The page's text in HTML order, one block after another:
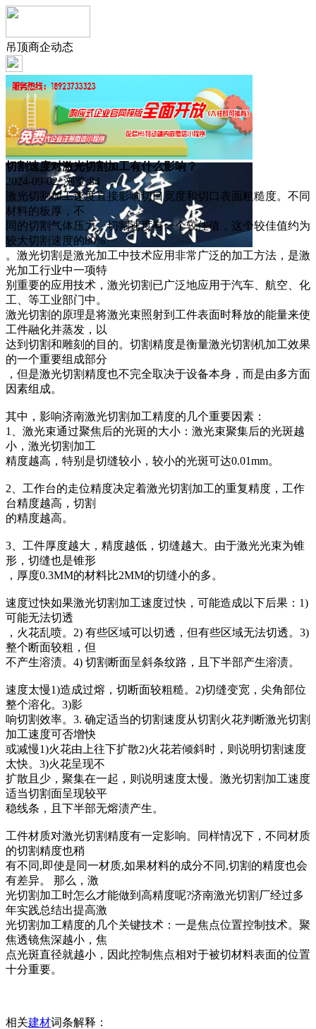
吊顶商企动态
切割速度对激光切割加工有什么影响？
2024-09-02 浏览:84
激光切割加工速度直接影响切口宽度和切口表面粗糙度。不同
材料的板厚，不
同的切割气体压力，切割速度有一个较佳值，这个较佳值约为
较大切割速度的80%
。激光切割是激光加工中技术应用非常广泛的加工方法，是激
光加工行业中一项特
别重要的应用技术，激光切割已广泛地应用于汽车、航空、化
工、等工业部门中。
激光切割的原理是将激光束照射到工件表面时释放的能量来使
工件融化并蒸发，以
达到切割和雕刻的目的。切割精度是衡量激光切割机加工效果
的一个重要组成部分
，但是激光切割精度也不完全取决于设备本身，而是由多方面
因素组成。
其中，影响济南激光切割加工精度的几个重要因素：
1、激光束通过聚焦后的光斑的大小：激光束聚集后的光斑越
小，激光切割加工
精度越高，特别是切缝较小，较小的光斑可达0.01mm。
2、工作台的走位精度决定着激光切割加工的重复精度，工作
台精度越高，切割
的精度越高。
3、工件厚度越大，精度越低，切缝越大。由于激光光束为锥
形，切缝也是锥形
，厚度0.3MM的材料比2MM的切缝小的多。
速度过快如果激光切割加工速度过快，可能造成以下后果：1)
可能无法切透
，火花乱喷。2) 有些区域可以切透，但有些区域无法切透。3)
整个断面较粗，但
不产生溶渍。4) 切割断面呈斜条纹路，且下半部产生溶渍。
速度太慢1)造成过熔，切断面较粗糙。2)切缝变宽，尖角部位
整个溶化。3)影
响切割效率。3. 确定适当的切割速度从切割火花判断激光切割
加工速度可否增快
或减慢1)火花由上往下扩散2)火花若倾斜时，则说明切割速度
太快。3)火花呈现不
扩散且少，聚集在一起，则说明速度太慢。激光切割加工速度
适当切割面呈现较平
稳线条，且下半部无熔渍产生。
工件材质对激光切割精度有一定影响。同样情况下，不同材质
的切割精度也稍
有不同,即使是同一材质,如果材料的成分不同,切割的精度也会
有差异。 那么，激
光切割加工时怎么才能做到高精度呢?济南激光切割厂经过多
年实践总结出提高激
光切割加工精度的几个关键技术：一是焦点位置控制技术。聚
焦透镜焦深越小，焦
点光斑直径就越小，因此控制焦点相对于被切材料表面的位置
十分重要。
相关建材词条解释：